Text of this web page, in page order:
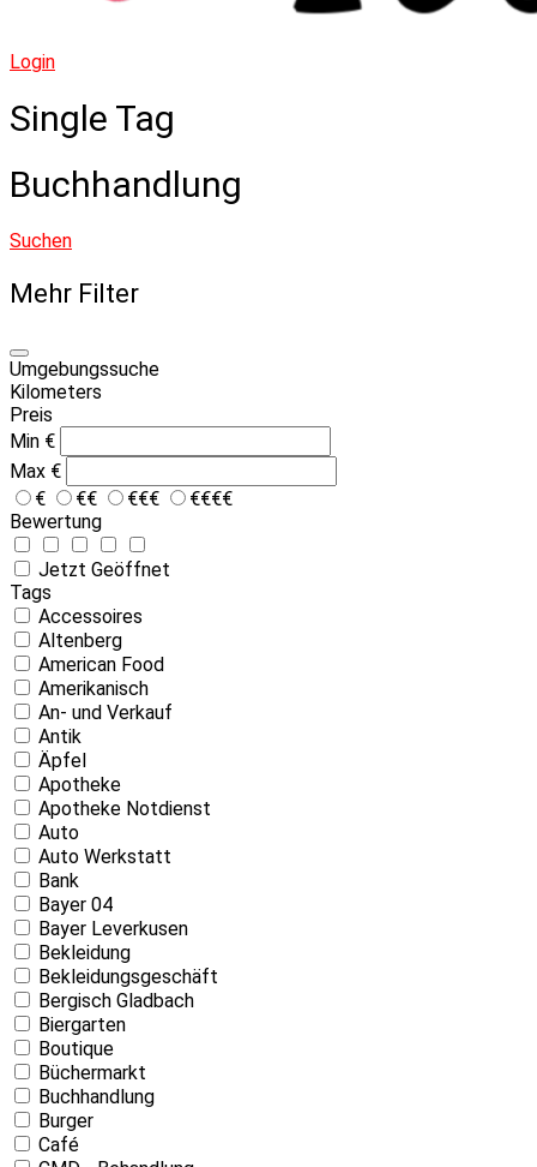
Login
Single Tag
Buchhandlung
Suchen
Mehr Filter
Umgebungssuche
Kilometers
Preis
Min €
Max €
€
€€ €€€
€€€€
Bewertung
Jetzt Geöffnet
Tags
Accessoires
Altenberg
American Food
Amerikanisch
An- und Verkauf
Antik
Äpfel
Apotheke
Apotheke Notdienst
Auto
Auto Werkstatt
Bank
Bayer 04
Bayer Leverkusen
Bekleidung
Bekleidungsgeschäft
Bergisch Gladbach
Biergarten
Boutique
Büchermarkt
Buchhandlung
Burger
Café